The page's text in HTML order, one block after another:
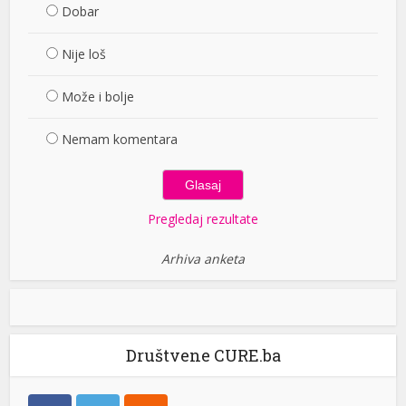
Dobar
Nije loš
Može i bolje
Nemam komentara
Pregledaj rezultate
Arhiva anketa
Društvene CURE.ba